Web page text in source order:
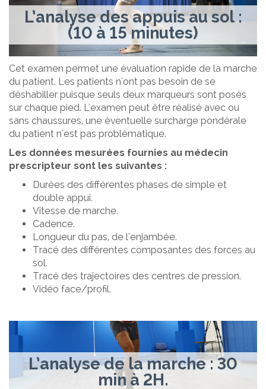
L’analyse des appuis au sol :
(10 à 15 minutes)
Cet examen permet une évaluation rapide de la marche
du patient. Les patients n'ont pas besoin de se
déshabiller puisque seuls deux marqueurs sont posés
sur chaque pied. L'examen peut être réalisé avec ou
sans chaussures, une éventuelle surcharge pondérale
du patient n'est pas problématique.
Les données mesurées fournies au médecin
prescripteur sont les suivantes :
Durées des différentes phases de simple et
double appui.
Vitesse de marche.
Cadence.
Longueur du pas, de l'enjambée.
Tracé des différentes composantes des forces au
sol.
Tracé des trajectoires des centres de pression.
Vidéo face/profil.
L’analyse de la marche : 30
min à 2H.